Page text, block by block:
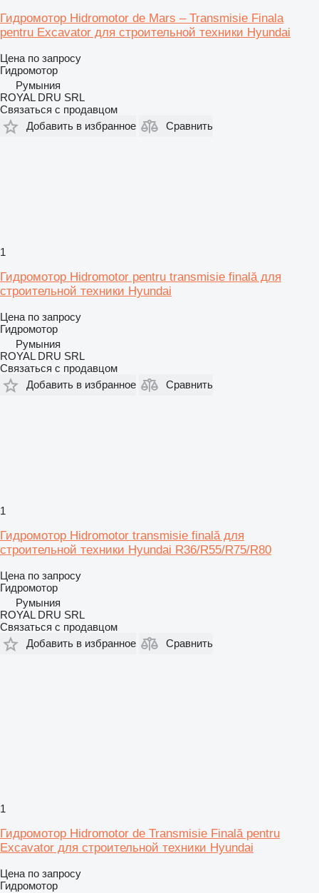
Гидромотор Hidromotor de Mars – Transmisie Finala
pentru Excavator для строительной техники Hyundai
Цена по запросу
Гидромотор
Румыния
ROYAL DRU SRL
Связаться с продавцом
Добавить в избранное
Сравнить
1
Гидромотор Hidromotor pentru transmisie finală для
строительной техники Hyundai
Цена по запросу
Гидромотор
Румыния
ROYAL DRU SRL
Связаться с продавцом
Добавить в избранное
Сравнить
1
Гидромотор Hidromotor transmisie finală для
строительной техники Hyundai R36/R55/R75/R80
Цена по запросу
Гидромотор
Румыния
ROYAL DRU SRL
Связаться с продавцом
Добавить в избранное
Сравнить
1
Гидромотор Hidromotor de Transmisie Finală pentru
Excavator для строительной техники Hyundai
Цена по запросу
Гидромотор